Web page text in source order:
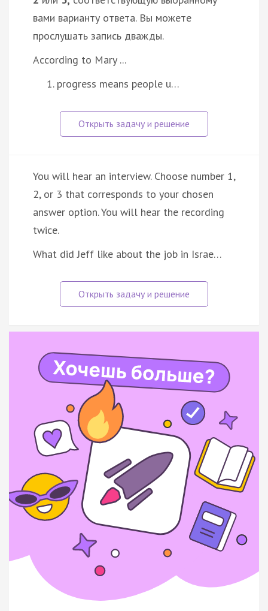
вами варианту ответа. Вы можете
прослушать запись дважды.
According to Mary ...
progress means people u…
You will hear an interview. Choose number 1,
2, or 3 that corresponds to your chosen
answer option. You will hear the recording
twice.
What did Jeff like about the job in Israe…